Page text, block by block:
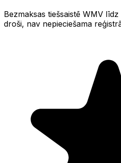
Bezmaksas tiešsaistē WMV
droši, nav nepieciešama